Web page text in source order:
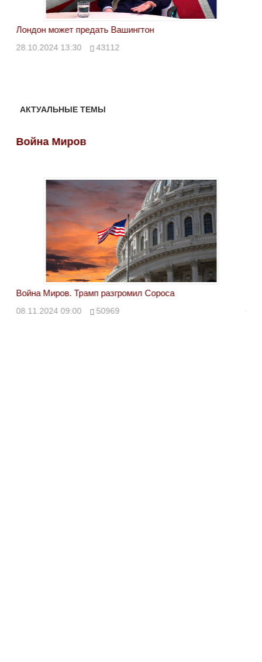
Лондон может предать Вашингтон
28.10.2024 13:30 43112
АКТУАЛЬНЫЕ ТЕМЫ
Война Миров
Война Миров. Трамп разгромил Сороса
08.11.2024 09:00 50969